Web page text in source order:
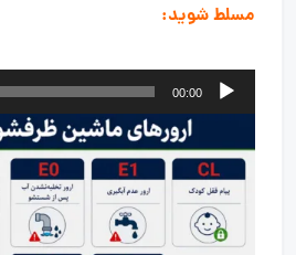
مسلط شوید:
پخش‌کننده
صوت
00:00